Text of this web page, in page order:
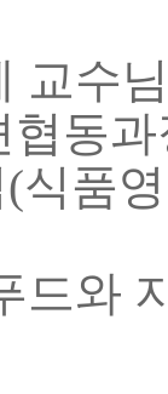
교수님
협동과
(식품
드와